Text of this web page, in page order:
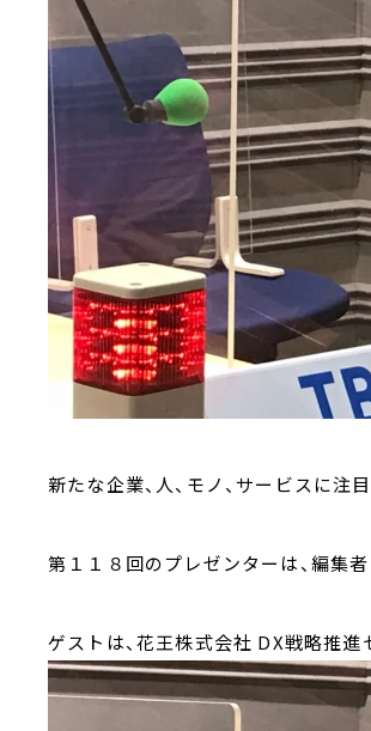
新たな企業、人、モノ、サービスに注
第１１８回のプレゼンターは、編集
ゲストは、花王株式会社 DX戦略推